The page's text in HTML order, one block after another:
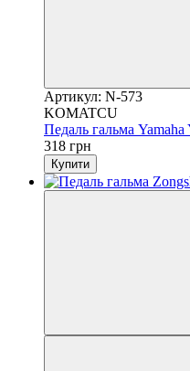
Артикул: N-573
KOMATCU
Педаль гальма
318 грн
Купити